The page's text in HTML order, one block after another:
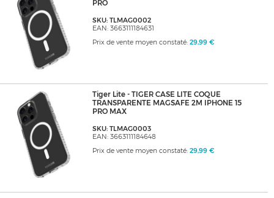
PRO
SKU: TLMAG0002
EAN: 3663111184631
Prix de vente moyen constaté: 29,99 €
Tiger Lite - TIGER CASE LITE COQUE
TRANSPARENTE MAGSAFE 2M IPHONE 15
PRO MAX
SKU: TLMAG0003
EAN: 3663111184648
Prix de vente moyen constaté: 29,99 €